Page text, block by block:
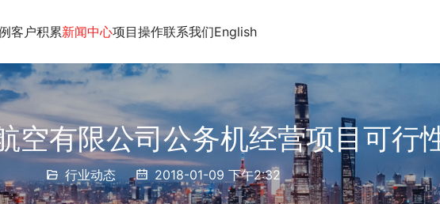
客户积累新闻中心项目操作联系我们English
空有限公司公务机经营项目可行
行业动态 2018-01-09 下午2:32